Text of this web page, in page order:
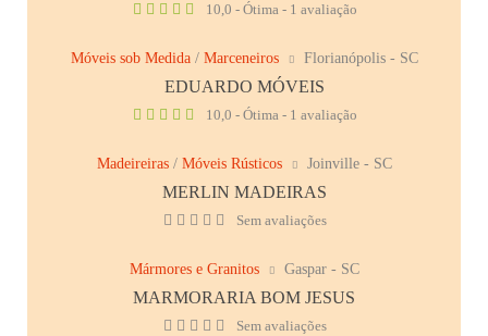
10,0 - Ótima - 1 avaliação
Móveis sob Medida/ Marceneiros Florianópolis - SC
EDUARDO MÓVEIS
10,0 - Ótima - 1 avaliação
Madeireiras/ Móveis Rústicos Joinville - SC
MERLIN MADEIRAS
Sem avaliações
Mármores e Granitos Gaspar - SC
MARMORARIA BOM JESUS
Sem avaliações